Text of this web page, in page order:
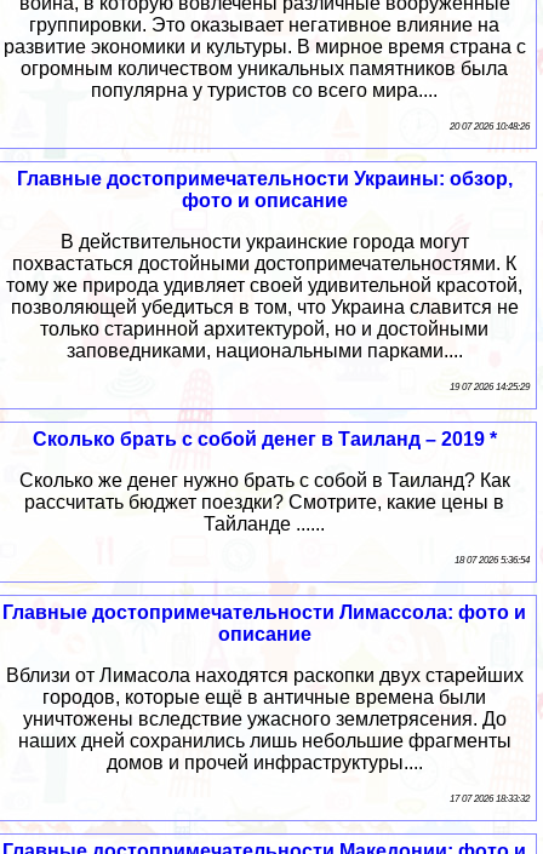
группировки. Это оказывает негативное влияние на
развитие экономики и культуры. В мирное время страна с
огромным количеством уникальных памятников была
популярна у туристов со всего мира....
20 07 2026 10:48:26
Главные достопримечательности Украины: обзор,
фото и описание
В действительности украинские города могут
похвастаться достойными достопримечательностями. К
тому же природа удивляет своей удивительной красотой,
позволяющей убедиться в том, что Украина славится не
только старинной архитектурой, но и достойными
заповедниками, национальными парками....
19 07 2026 14:25:29
Сколько брать с собой денег в Таиланд – 2019 *
Сколько же денег нужно брать с собой в Таиланд? Как
рассчитать бюджет поездки? Смотрите, какие цены в
Тайланде ......
18 07 2026 5:36:54
Главные достопримечательности Лимассола: фото и
описание
Вблизи от Лимасола находятся раскопки двух старейших
городов, которые ещё в античные времена были
уничтожены вследствие ужасного землетрясения. До
наших дней сохранились лишь небольшие фрагменты
домов и прочей инфраструктуры....
17 07 2026 18:33:32